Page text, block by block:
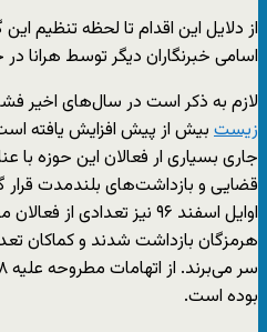
از دلایل این اقدام تا لحظه تنظیم
اسامی خبرنگاران دیگر توسط هرانا
لازم به ذکر است در سال‌های اخیر
زیست بیش از پیش افزایش یافته
جاری بسیاری ار فعالان این حوزه
قضایی و بازداشت‌های بلندمدت قرار
اوایل اسفند ۹۶ نیز
هرمزگان بازداشت شدند و کماکان
بوده است.